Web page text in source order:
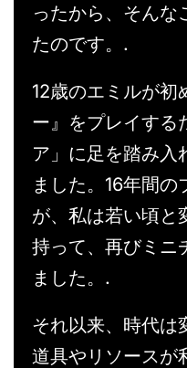
ったから、そんな
たのです。.
12歳のエミルが初
ー』をプレイする
ア」に足を踏み入
ました。16年間
が、私は若い頃と
持って、再びミニ
ました。.
それ以来、時代は
道具やリソースが